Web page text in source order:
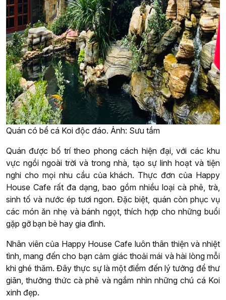
Quán có bể cá Koi độc đáo. Ảnh: Sưu tầm
Quán được bố trí theo phong cách hiện đại, với các khu
vực ngồi ngoài trời và trong nhà, tạo sự linh hoạt và tiện
nghi cho mọi nhu cầu của khách. Thực đơn của Happy
House Cafe rất đa dạng, bao gồm nhiều loại cà phê, trà,
sinh tố và nước ép tươi ngon. Đặc biệt, quán còn phục vụ
các món ăn nhẹ và bánh ngọt, thích hợp cho những buổi
gặp gỡ bạn bè hay gia đình.
Nhân viên của Happy House Cafe luôn thân thiện và nhiệt
tình, mang đến cho bạn cảm giác thoải mái và hài lòng mỗi
khi ghé thăm. Đây thực sự là một điểm đến lý tưởng để thư
giãn, thưởng thức cà phê và ngắm nhìn những chú cá Koi
xinh đẹp.